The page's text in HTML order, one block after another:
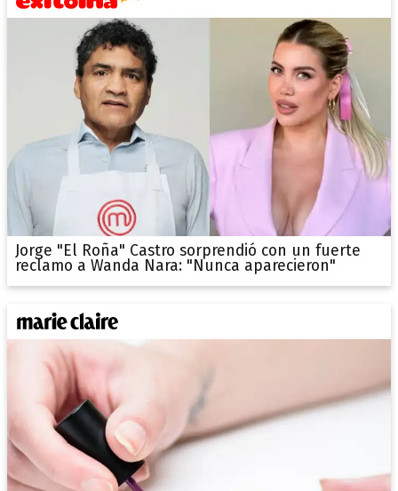
Jorge "El Roña" Castro sorprendió con un fuerte
reclamo a Wanda Nara: "Nunca aparecieron"